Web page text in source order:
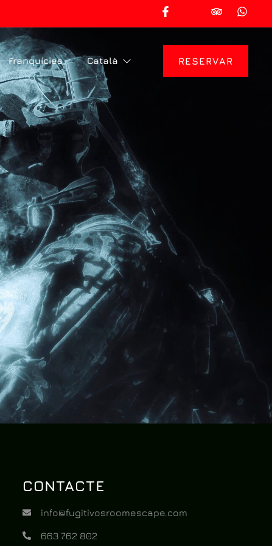
Franquícies Català RESERVAR
CONTACTE
info@fugitivosroomescape.com
663 762 802